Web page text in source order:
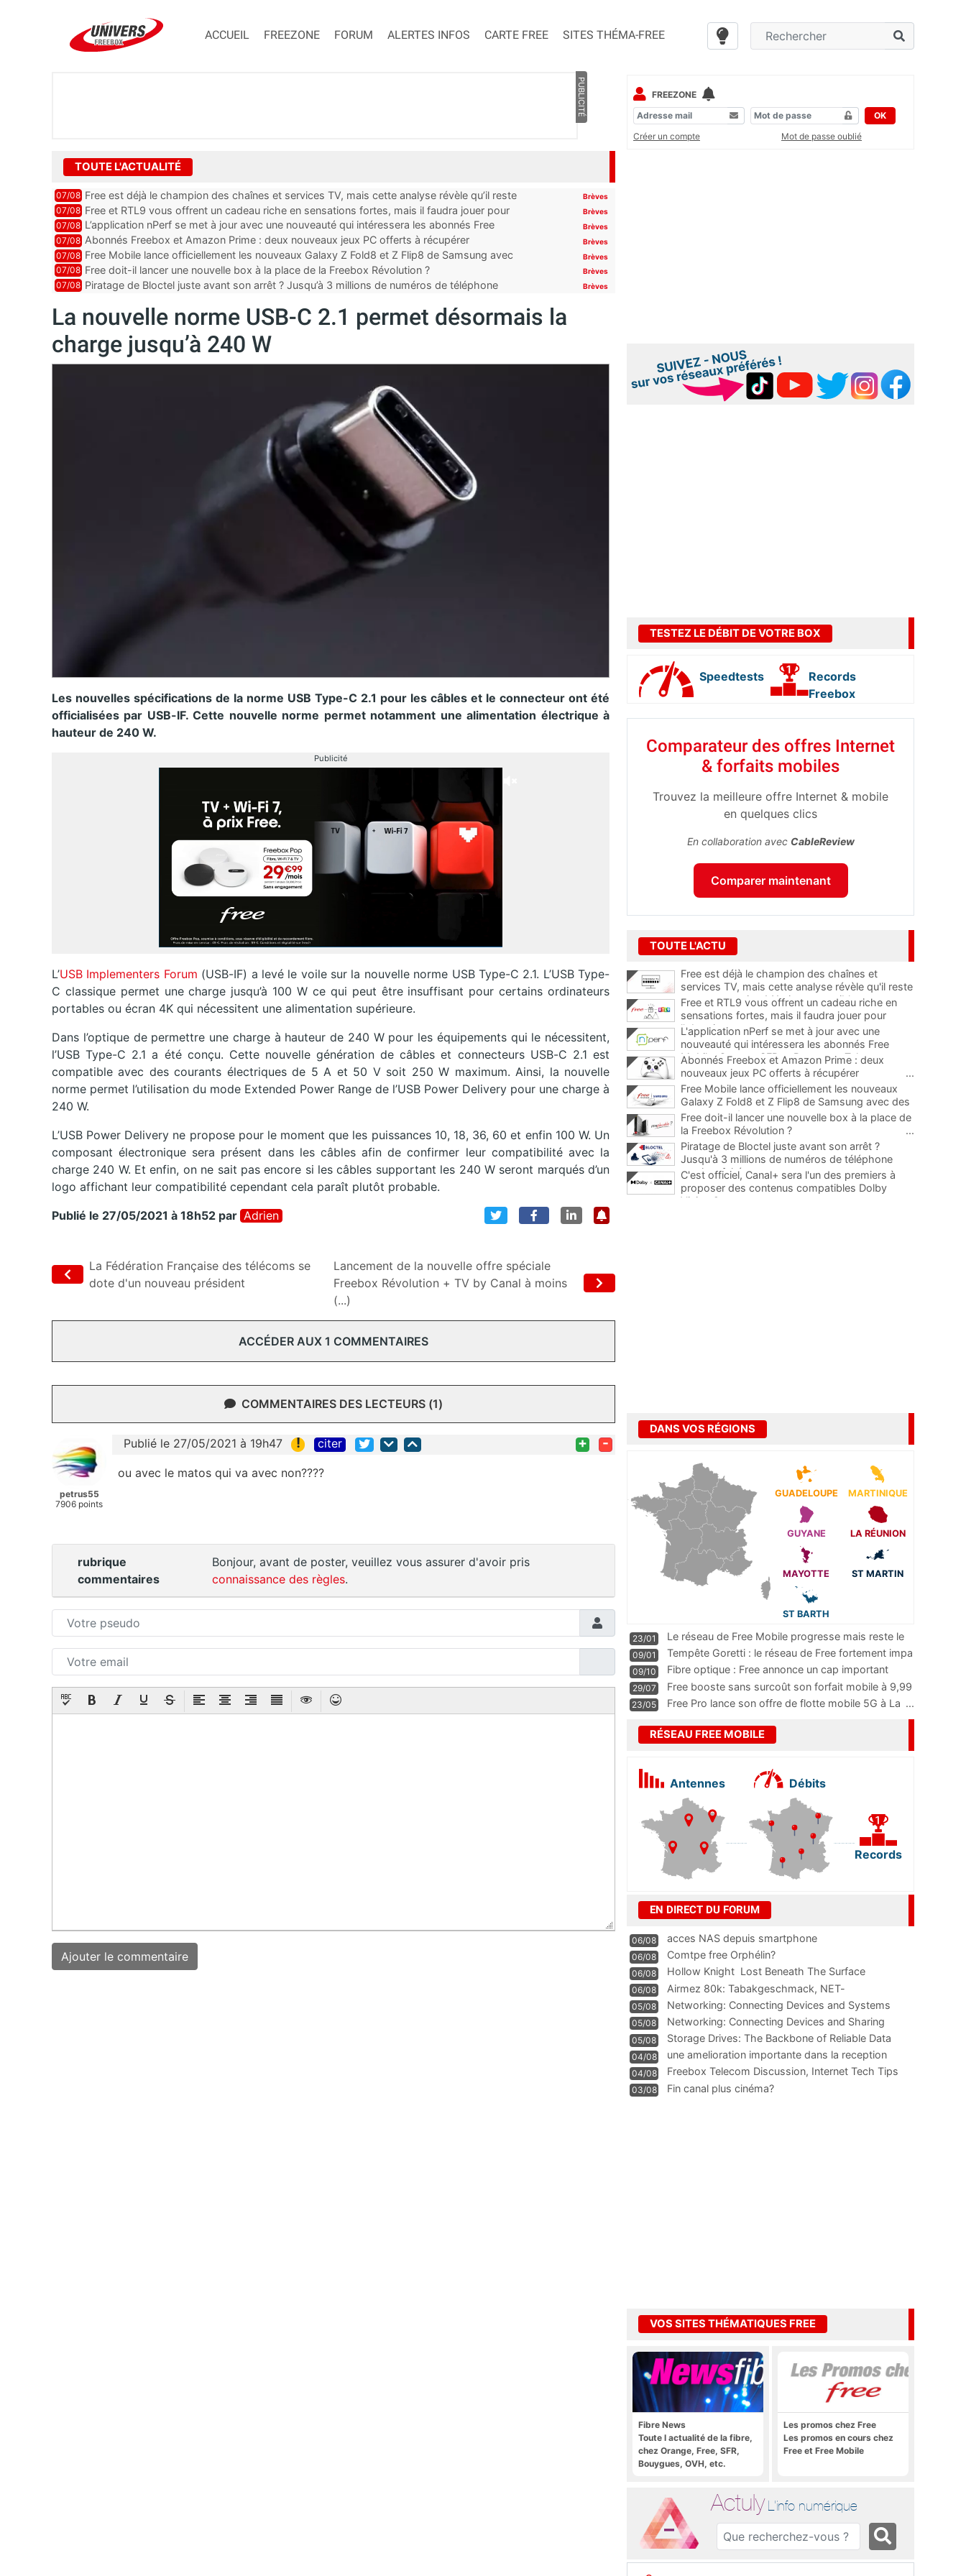
ACCUEIL FREEZONE FORUM ALERTES INFOS CARTE FREE SITES THÉMA-FREE
PUBLICITÉ
TOUTE L'ACTUALITÉ
07/08 Free est déjà le champion des chaînes et services TV, mais cette analyse révèle qu’il reste
encore au moin...
Brèves
07/08 Free et RTL9 vous offrent un cadeau riche en sensations fortes, mais il faudra jouer pour
l’obtenir
Brèves
07/08 L’application nPerf se met à jour avec une nouveauté qui intéressera les abonnés Free
Mobile, Orange, SFR ...
Brèves
07/08 Abonnés Freebox et Amazon Prime : deux nouveaux jeux PC offerts à récupérer Brèves
07/08 Free Mobile lance officiellement les nouveaux Galaxy Z Fold8 et Z Flip8 de Samsung avec
des promos et des cadeaux
Brèves
07/08 Free doit-il lancer une nouvelle box à la place de la Freebox Révolution ? Brèves
07/08 Piratage de Bloctel juste avant son arrêt ? Jusqu’à 3 millions de numéros de téléphone
Brèves
La nouvelle norme USB-C 2.1 permet désormais la
charge jusqu’à 240 W
Les nouvelles spécifications de la norme USB Type-C 2.1 pour les câbles et le connecteur ont été
officialisées par USB-IF. Cette nouvelle norme permet notamment une alimentation électrique à
hauteur de 240 W.
Publicité
L’USB Implementers Forum (USB-IF) a levé le voile sur la nouvelle norme USB Type-C 2.1. L’USB Type-
C classique permet une charge jusqu’à 100 W ce qui peut être insuffisant pour certains ordinateurs
portables ou écran 4K qui nécessitent une alimentation supérieure.
Dans l’optique de permettre une charge à hauteur de 240 W pour les équipements qui le nécessitent,
l’USB Type-C 2.1 a été conçu. Cette nouvelle génération de câbles et connecteurs USB-C 2.1 est
compatible avec des courants électriques de 5 A et 50 V soit 250 W maximum. Ainsi, la nouvelle
norme permet l’utilisation du mode Extended Power Range de l’USB Power Delivery pour une charge à
240 W.
L’USB Power Delivery ne propose pour le moment que les puissances 10, 18, 36, 60 et enfin 100 W. Un
composant électronique sera présent dans les câbles afin de confirmer leur compatibilité avec la
charge 240 W. Et enfin, on ne sait pas encore si les câbles supportant les 240 W seront marqués d’un
logo affichant leur compatibilité cependant cela paraît plutôt probable.
Publié le 27/05/2021 à 18h52 par Adrien
La Fédération Française des télécoms se
dote d'un nouveau président
Lancement de la nouvelle offre spéciale
Freebox Révolution + TV by Canal à moins
(...)
ACCÉDER AUX 1 COMMENTAIRES
COMMENTAIRES DES LECTEURS (1)
petrus55
7906 points
Publié le 27/05/2021 à 19h47 ! citer + -
ou avec le matos qui va avec non????
rubrique
commentaires
Bonjour, avant de poster, veuillez vous assurer d'avoir pris
connaissance des règles.
FREEZONE
OK
Créer un compte
Mot de passe oublié
TESTEZ LE DÉBIT DE VOTRE BOX
Speedtests
Records
Freebox
Comparateur des offres Internet
& forfaits mobiles
Trouvez la meilleure offre Internet & mobile
en quelques clics
En collaboration avec CableReview
Comparer maintenant
TOUTE L'ACTU
Free est déjà le champion des chaînes et
services TV, mais cette analyse révèle qu'il reste
encore au moins 141 ajouts possibles
Free et RTL9 vous offrent un cadeau riche en
sensations fortes, mais il faudra jouer pour
l'obtenir
L'application nPerf se met à jour avec une
nouveauté qui intéressera les abonnés Free
Mobile, Orange, SFR et Bouygues Telecom
Abonnés Freebox et Amazon Prime : deux
nouveaux jeux PC offerts à récupérer
...
Free Mobile lance officiellement les nouveaux
Galaxy Z Fold8 et Z Flip8 de Samsung avec des
promos et des cadeaux
...
Free doit-il lancer une nouvelle box à la place de
la Freebox Révolution ?
...
Piratage de Bloctel juste avant son arrêt ?
Jusqu'à 3 millions de numéros de téléphone
auraient fuité
C'est officiel, Canal+ sera l'un des premiers à
proposer des contenus compatibles Dolby
Vision 2
DANS VOS RÉGIONS
GUADELOUPE MARTINIQUE
GUYANE LA RÉUNION
MAYOTTE ST MARTIN
ST BARTH
23/01
Le réseau de Free Mobile progresse mais reste le
m
...
09/01
Tempête Goretti : le réseau de Free fortement impa
09/10
Fibre optique : Free annonce un cap important
pass
...
29/07
Free booste sans surcoût son forfait mobile à 9,99
23/05 Free Pro lance son offre de flotte mobile 5G à La ...
RÉSEAU FREE MOBILE
Antennes Débits
Records
EN DIRECT DU FORUM
06/08 acces NAS depuis smartphone
06/08 Comtpe free Orphélin?
06/08 Hollow Knight  Lost Beneath The Surface
06/08
Airmez 80k: Tabakgeschmack, NET-
Technologie und Leistung im
05/08 Networking: Connecting Devices and Systems
05/08
Networking: Connecting Devices and Sharing
Information
05/08
Storage Drives: The Backbone of Reliable Data
Management
04/08
une amelioration importante dans la reception
WIFI
04/08
Freebox Telecom Discussion, Internet Tech Tips
Communi
03/08 Fin canal plus cinéma?
VOS SITES THÉMATIQUES FREE
Fibre News
Toute l actualité de la fibre,
chez Orange, Free, SFR,
Bouygues, OVH, etc.
Les promos chez Free
Les promos en cours chez
Free et Free Mobile
Actuly L'info numérique